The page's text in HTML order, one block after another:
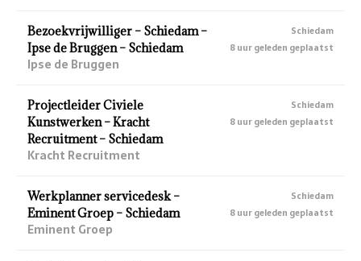
Bezoekvrijwilliger – Schiedam –
Ipse de Bruggen – Schiedam
Ipse de Bruggen
Schiedam
8 uur geleden geplaatst
Projectleider Civiele
Kunstwerken – Kracht
Recruitment – Schiedam
Kracht Recruitment
Schiedam
8 uur geleden geplaatst
Werkplanner servicedesk –
Eminent Groep – Schiedam
Eminent Groep
Schiedam
8 uur geleden geplaatst